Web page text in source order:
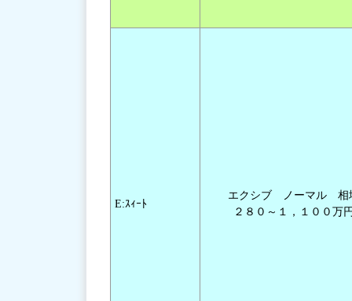
E:ｽｨｰﾄ
エクシブ ノーマル 相
２８０～１，１００万